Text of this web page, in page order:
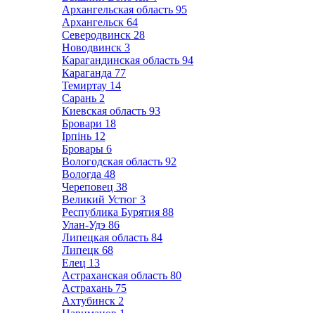
Архангельская область 95
Архангельск 64
Северодвинск 28
Новодвинск 3
Карагандинская область 94
Караганда 77
Темиртау 14
Сарань 2
Киевская область 93
Бровари 18
Ірпінь 12
Бровары 6
Вологодская область 92
Вологда 48
Череповец 38
Великий Устюг 3
Республика Бурятия 88
Улан-Удэ 86
Липецкая область 84
Липецк 68
Елец 13
Астраханская область 80
Астрахань 75
Ахтубинск 2